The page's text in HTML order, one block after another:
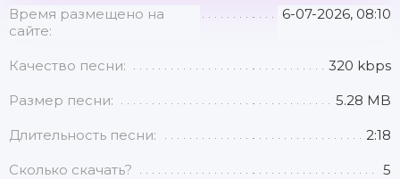
Время размещено на
сайте:
6-07-2026, 08:10
Качество песни: 320 kbps
Размер песни: 5.28 MB
Длительность песни: 2:18
Сколько скачать? 5